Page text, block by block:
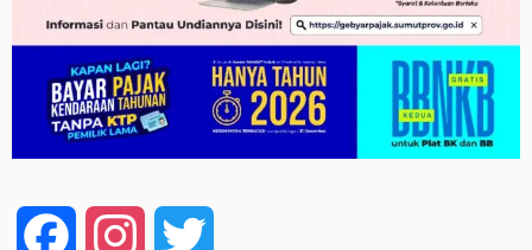
Facebook Instagram